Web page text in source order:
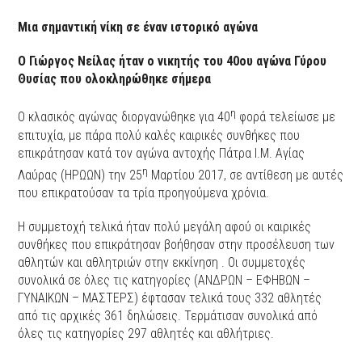
Μια σημαντική νίκη σε έναν ιστορικό αγώνα
Ο Γιώργος Νείλας ήταν ο νικητής του 40ου αγώνα Γύρου
Θυσίας που ολοκληρώθηκε σήμερα
Ο κλασικός αγώνας διοργανώθηκε για 40η φορά τελείωσε με
επιτυχία, με πάρα πολύ καλές καιρικές συνθήκες που
επικράτησαν κατά τον αγώνα αντοχής Πάτρα Ι.Μ. Αγίας
Λαύρας (ΗΡΩΩΝ) την 25η Μαρτίου 2017, σε αντίθεση με αυτές
που επικρατούσαν τα τρία προηγούμενα χρόνια.
Η συμμετοχή τελικά ήταν πολύ μεγάλη αφού οι καιρικές
συνθήκες που επικράτησαν βοήθησαν στην προσέλευση των
αθλητών και αθλητριών στην εκκίνηση . Οι συμμετοχές
συνολικά σε όλες τις κατηγορίες (ΑΝΔΡΩΝ – ΕΦΗΒΩΝ –
ΓΥΝΑΙΚΩΝ – ΜΑΣΤΕΡΣ) έφτασαν τελικά τους 332 αθλητές
από τις αρχικές 361 δηλώσεις. Τερμάτισαν συνολικά από
όλες τις κατηγορίες 297 αθλητές και αθλήτριες.